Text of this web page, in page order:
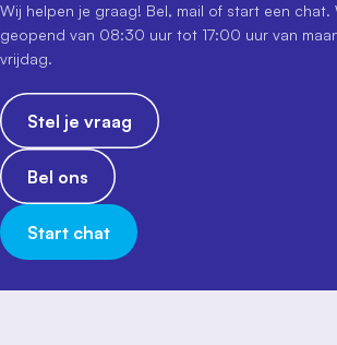
Wij helpen je graag! Bel, mail of start een chat.
geopend van 08:30 uur tot 17:00 uur van
vrijdag.
Stel je vraag
Bel ons
Start chat